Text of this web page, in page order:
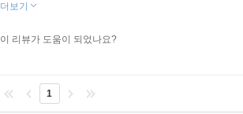
더보기
이 리뷰가 도움이 되었나요?
1